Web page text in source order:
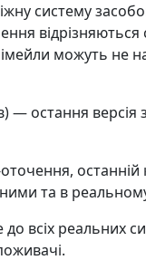
систему
можуть не
— остання версія
останній
та в
всіх реальних